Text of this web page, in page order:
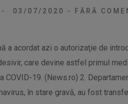
- 03/07/2020 - FĂRĂ
a acordat azi o autorizaţie de
care devine astfel primul
COVID-19. (News.ro) 2.
în stare gravă, au fost